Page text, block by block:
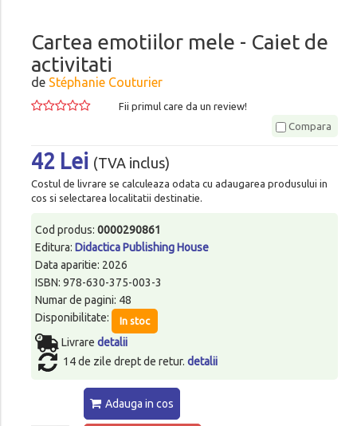
Cartea emotiilor mele - Caiet de
activitati
de Stéphanie Couturier
Fii primul care da un review!
Compara
42 Lei (TVA inclus)
Costul de livrare se calculeaza odata cu adaugarea produsului in
cos si selectarea localitatii destinatie.
Cod produs: 0000290861
Editura: Didactica Publishing House
Data aparitie: 2026
ISBN: 978-630-375-003-3
Numar de pagini: 48
Disponibilitate:
In stoc
Livrare detalii
14 de zile drept de retur. detalii
Adauga in cos